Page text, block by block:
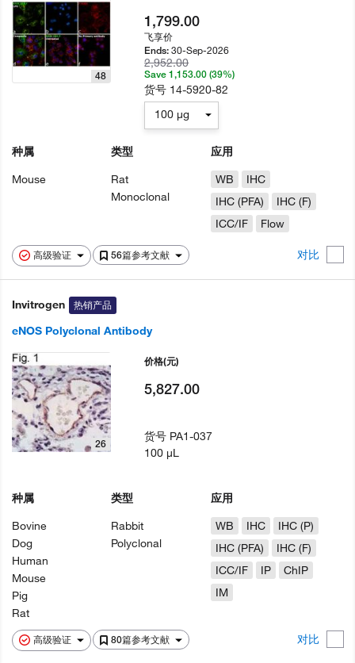
高级验证 56篇参考文献 对比
48
种属
Mouse
类型
Rat
Monoclonal
应用
WB
IHC
IHC (PFA)
IHC (F)
ICC/IF
Flow
1,799.00
飞享价
Ends:30-Sep-2026
2,952.00
Save 1,153.00 (39%)
货号 14-5920-82
100 µg
Invitrogen 热销产品
eNOS Polyclonal Antibody
高级验证 80篇参考文献 对比
26
种属
Bovine
Dog
Human
Mouse
Pig
Rat
类型
Rabbit
Polyclonal
应用
WB
IHC
IHC (P)
IHC (PFA)
IHC (F)
ICC/IF
IP
ChIP
IM
价格(元)
5,827.00
货号 PA1-037
100 µL